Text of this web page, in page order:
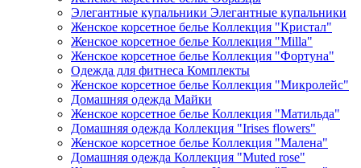
Элегантные купальники Элегантные купальники
Женское корсетное белье Коллекция "Кристал"
Женское корсетное белье Коллекция "Milla"
Женское корсетное белье Коллекция "Фортуна"
Одежда для фитнеса Комплекты
Женское корсетное белье Коллекция "Микролейс"
Домашняя одежда Майки
Женское корсетное белье Коллекция "Матильда"
Домашняя одежда Коллекция "Irises flowers"
Женское корсетное белье Коллекция "Малена"
Домашняя одежда Коллекция "Muted rose"